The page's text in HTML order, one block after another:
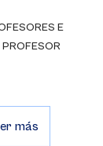
E
PROFESOR
más